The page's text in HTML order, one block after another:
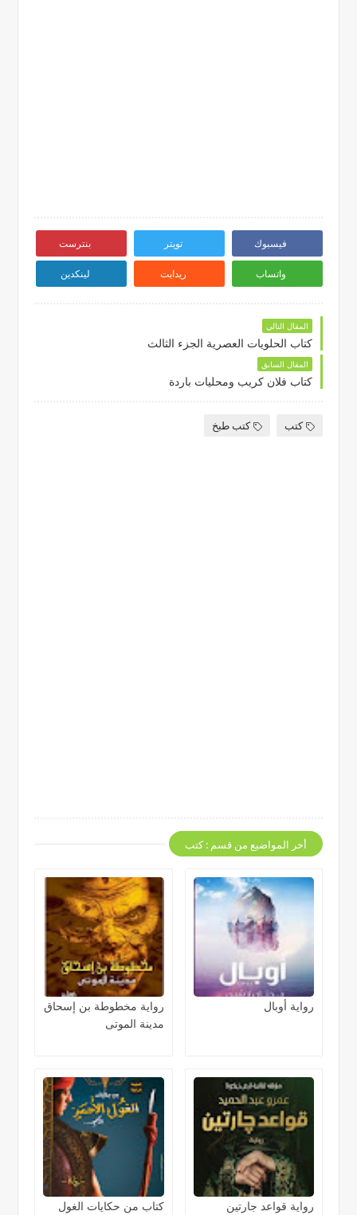
فيسبوك تويتر بنترست
واتساب ريدايت لينكدين
المقال التالي
كتاب الحلويات العصرية الجزء الثالث
المقال السابق
كتاب فلان كريب ومحليات باردة
كتب كتب طبخ
أخر المواضيع من قسم : كتب
رواية أوبال
رواية مخطوطة بن إسحاق
مدينة الموتى
رواية قواعد جارتين
كتاب من حكايات الغول